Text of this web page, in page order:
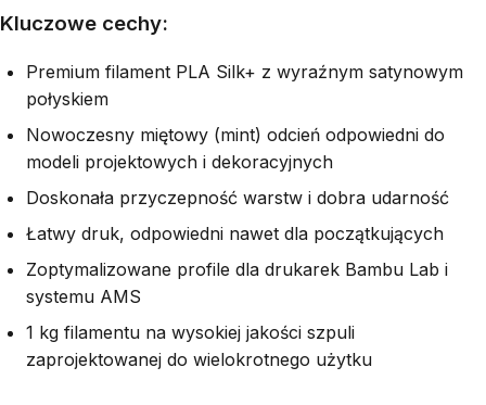
Kluczowe cechy:
Premium filament PLA Silk+ z wyraźnym satynowym
połyskiem
Nowoczesny miętowy (mint) odcień odpowiedni do
modeli projektowych i dekoracyjnych
Doskonała przyczepność warstw i dobra udarność
Łatwy druk, odpowiedni nawet dla początkujących
Zoptymalizowane profile dla drukarek Bambu Lab i
systemu AMS
1 kg filamentu na wysokiej jakości szpuli
zaprojektowanej do wielokrotnego użytku